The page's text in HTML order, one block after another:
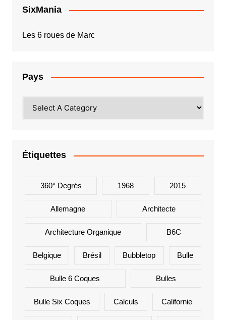
SixMania
Les 6 roues de Marc
Pays
Étiquettes
360° Degrés 1968 2015
Allemagne Architecte
Architecture Organique B6C
Belgique Brésil Bubbletop Bulle
Bulle 6 Coques Bulles
Bulle Six Coques Calculs Californie